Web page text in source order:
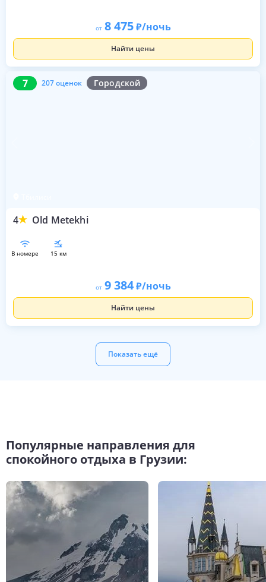
от 8 475 /ночь
Найти цены
7 207 оценок Городской
4 Old Metekhi
7 207 оценок
в номере 15 км
от 9 384 /ночь
Найти цены
Показать ещё
Популярные направления для
спокойного отдыха в Грузии: